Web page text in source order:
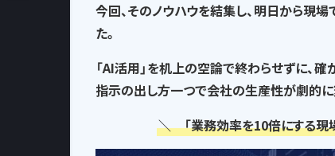
今回、そのノウハウを結集し、明日から現場
た。
「AI活用」を机上の空論で終わらせずに、確
指示の出し方一つで会社の生産性が劇的
＼ 「業務効率を10倍にする現